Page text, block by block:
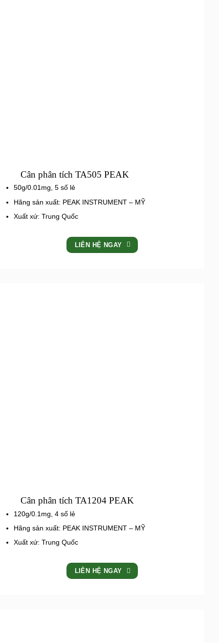
Cân phân tích TA505 PEAK
50g/0.01mg, 5 số lẻ
Hãng sản xuất: PEAK INSTRUMENT – MỸ
Xuất xứ: Trung Quốc
LIÊN HỆ NGAY
Cân phân tích TA1204 PEAK
120g/0.1mg, 4 số lẻ
Hãng sản xuất: PEAK INSTRUMENT – MỸ
Xuất xứ: Trung Quốc
LIÊN HỆ NGAY